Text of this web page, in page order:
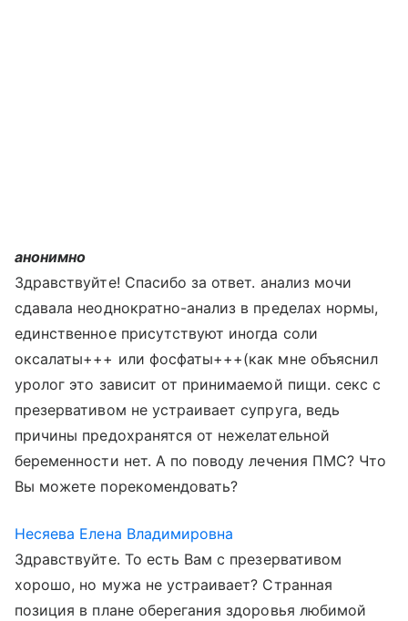
анонимно
Здравствуйте! Спасибо за ответ. анализ мочи
сдавала неоднократно-анализ в пределах нормы,
единственное присутствуют иногда соли
оксалаты+++ или фосфаты+++(как мне объяснил
уролог это зависит от принимаемой пищи. секс с
презервативом не устраивает супруга, ведь
причины предохранятся от нежелательной
беременности нет. А по поводу лечения ПМС? Что
Вы можете порекомендовать?
Несяева Елена Владимировна
Здравствуйте. То есть Вам с презервативом
хорошо, но мужа не устраивает? Странная
позиция в плане оберегания здоровья любимой